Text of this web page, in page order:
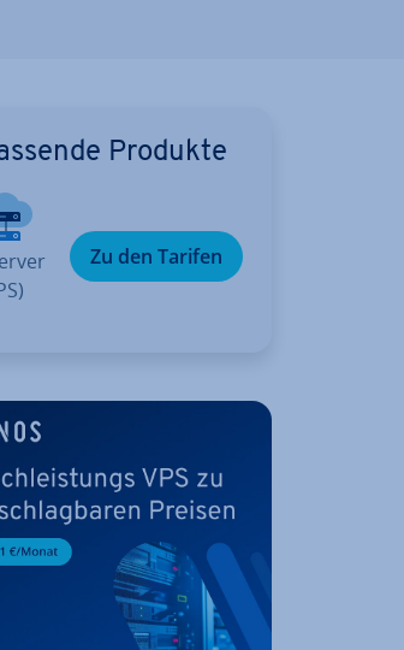
Produkte
Zu den Tarifen